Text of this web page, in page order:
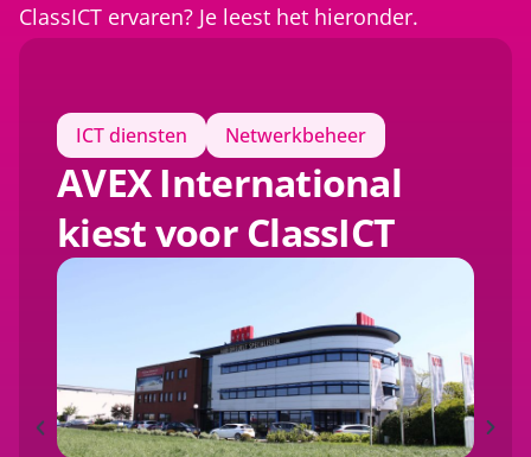
ClassICT ervaren? Je leest het hieronder.
ICT diensten Netwerkbeheer
AVEX International
kiest voor ClassICT